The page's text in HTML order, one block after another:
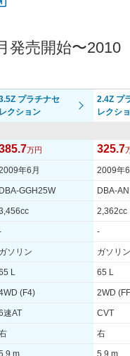
[35.1]/ 5,200 224
235/50R18 97V 235/
-
-
発売開始〜2010
プラチナセ
レクション
2.4Z プ
レクシ
万円 325.7
年6月 2009年
DBA-GGH25W DBA-
2,362cc
-
ガソリン ガソリン
L 65 L
(F4) 2WD
速AT CVT
右
m 5.9 m